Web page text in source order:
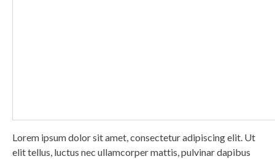
Lorem ipsum dolor sit amet, consectetur adipiscing elit. Ut
elit tellus, luctus nec ullamcorper mattis, pulvinar dapibus